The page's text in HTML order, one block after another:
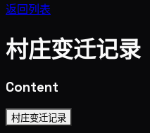
返回列表
村庄变迁记录
Content
村庄变迁记录